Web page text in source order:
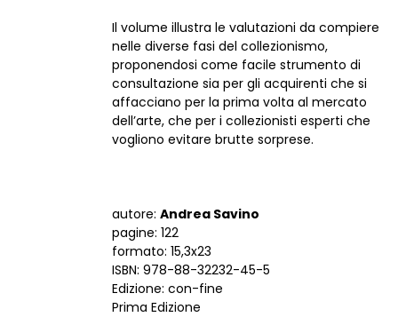
Il volume illustra le valutazioni da compiere
nelle diverse fasi del collezionismo,
proponendosi come facile strumento di
consultazione sia per gli acquirenti che si
affacciano per la prima volta al mercato
dell’arte, che per i collezionisti esperti che
vogliono evitare brutte sorprese.
autore: Andrea Savino
pagine: 122
formato: 15,3x23
ISBN: 978-88-32232-45-5
Edizione: con-fine
Prima Edizione